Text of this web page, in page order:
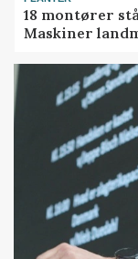
18 montører
Maskiner